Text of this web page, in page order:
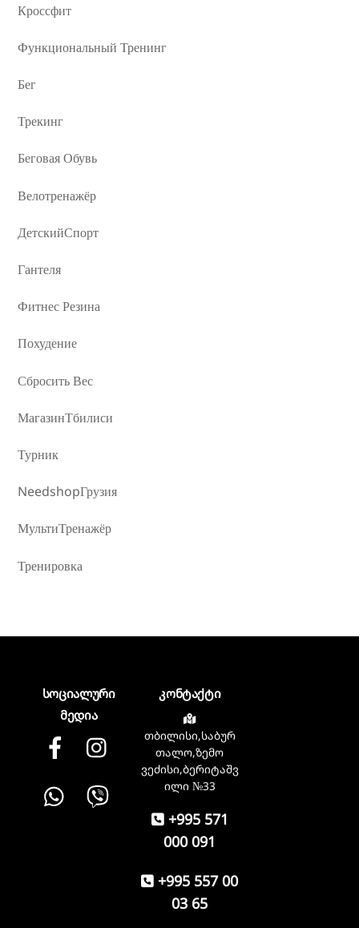
Кроссфит
Функциональный Тренинг
Бег
Трекинг
Беговая Обувь
Велотренажёр
ДетскийСпорт
Гантеля
Фитнес Резина
Похудение
Сбросить Вес
МагазинТбилиси
Турник
NeedshopГрузия
МультиТренажёр
Тренировка
სოციალური
მედია
Facebook instagram
Whatsapp
კონტაქტი
თბილისი,საბურ
თალო,ზემო
ვეძისი,ბერიტაშვ
ილი №33
+995 571
000 091
+995 557 00
03 65